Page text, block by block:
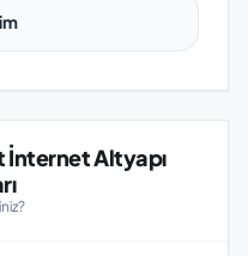
İnternet Altyapı